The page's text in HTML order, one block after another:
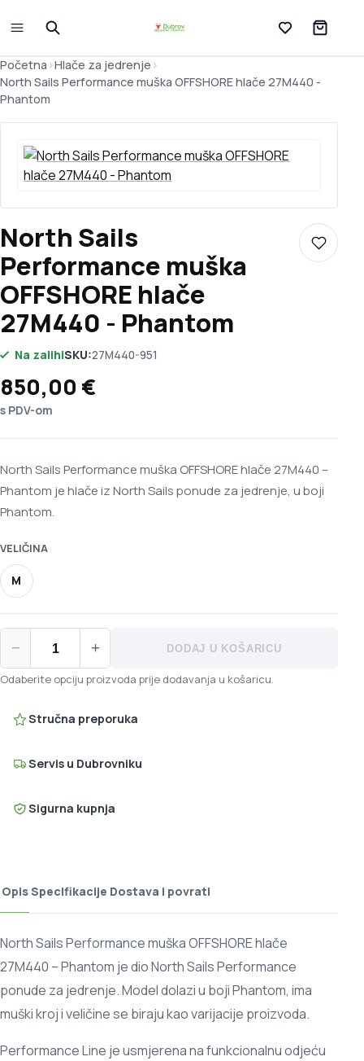
Lista želja
Početna >Hlače za jedrenje >
North Sails Performance muška OFFSHORE hlače 27M440 -
Phantom
North Sails
Performance muška
OFFSHORE hlače
27M440 - Phantom
Dodaj
Na zalihiSKU:27M440-951
850,00 €
s PDV-om
North Sails Performance muška OFFSHORE hlače 27M440 –
Phantom je hlače iz North Sails ponude za jedrenje, u boji
Phantom.
VELIČINA
M
−
North Sails Performance muška OFFSHORE hlače 27M440 -
+ DODAJ U KOŠARICU
Odaberite opciju proizvoda prije dodavanja u košaricu.
Stručna preporuka
Servis u Dubrovniku
Sigurna kupnja
OpisSpecifikacije Dostava i povrati
North Sails Performance muška OFFSHORE hlače
27M440 – Phantom je dio North Sails Performance
ponude za jedrenje. Model dolazi u boji Phantom, ima
muški kroj i veličine se biraju kao varijacije proizvoda.
Performance Line je usmjerena na funkcionalnu odjeću